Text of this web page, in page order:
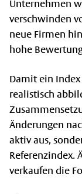
Unternehmen
verschwinden
neue Firmen
hohe
Damit ein
realistisch
Änderungen
aktiv aus,
Referenzindex.
verkaufen die